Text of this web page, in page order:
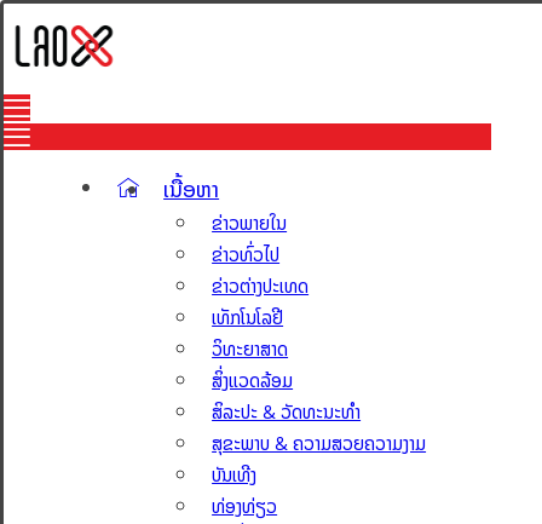
ເນື້ອຫາ
ຂ່າວພາຍໃນ
ຂ່າວທົ່ວໄປ
ຂ່າວຕ່າງປະເທດ
ເທັກໂນໂລຢີ
ວິທະຍາສາດ
ສິ່ງແວດລ້ອມ
ສິລະປະ & ວັດທະນະທຳ
ສຸຂະພາບ & ຄວາມສວຍຄວາມງາມ
ບັນເທີງ
ທ່ອງທ່ຽວ